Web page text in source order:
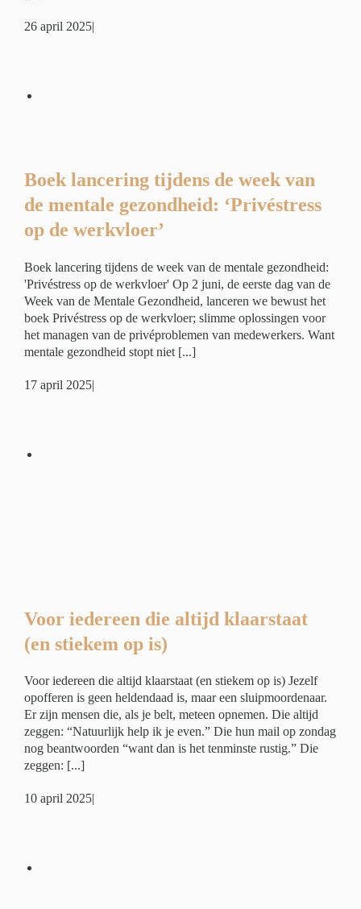
26 april 2025|
Boek lancering tijdens de week van
de mentale gezondheid: ‘Privéstress
op de werkvloer’
Boek lancering tijdens de week van de mentale gezondheid:
'Privéstress op de werkvloer' Op 2 juni, de eerste dag van de
Week van de Mentale Gezondheid, lanceren we bewust het
boek Privéstress op de werkvloer; slimme oplossingen voor
het managen van de privéproblemen van medewerkers. Want
mentale gezondheid stopt niet [...]
17 april 2025|
Voor iedereen die altijd klaarstaat
(en stiekem op is)
Voor iedereen die altijd klaarstaat (en stiekem op is) Jezelf
opofferen is geen heldendaad is, maar een sluipmoordenaar.
Er zijn mensen die, als je belt, meteen opnemen. Die altijd
zeggen: “Natuurlijk help ik je even.” Die hun mail op zondag
nog beantwoorden “want dan is het tenminste rustig.” Die
zeggen: [...]
10 april 2025|